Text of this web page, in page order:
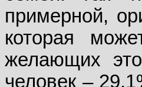
примерной,
которая
желающих
человек –